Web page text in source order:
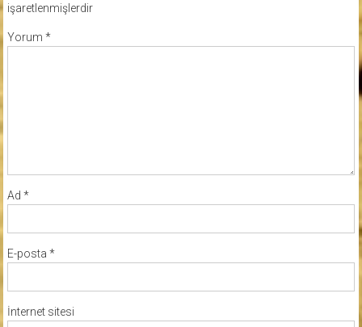
işaretlenmişlerdir
Yorum *
Ad *
E-posta *
İnternet sitesi